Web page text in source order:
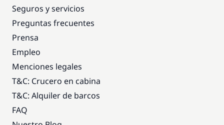
Seguros y servicios
Preguntas frecuentes
Prensa
Empleo
Menciones legales
T&C: Crucero en cabina
T&C: Alquiler de barcos
FAQ